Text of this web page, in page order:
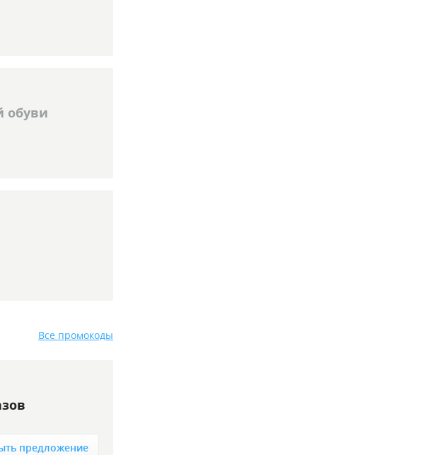
обуви
Все промокоды
предложение